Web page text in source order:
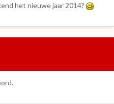
het nieuwe jaar 2014?